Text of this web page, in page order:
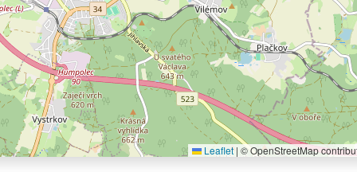
Leaflet | © OpenStreetMap